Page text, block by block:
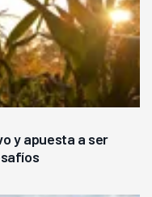
y apuesta a ser